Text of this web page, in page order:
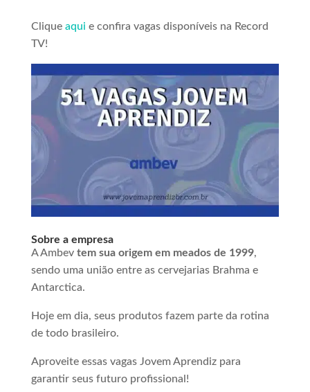
Clique aqui e confira vagas disponíveis na Record
TV!
Sobre a empresa
A Ambev tem sua origem em meados de 1999,
sendo uma união entre as cervejarias Brahma e
Antarctica.
Hoje em dia, seus produtos fazem parte da rotina
de todo brasileiro.
Aproveite essas vagas Jovem Aprendiz para
garantir seus futuro profissional!